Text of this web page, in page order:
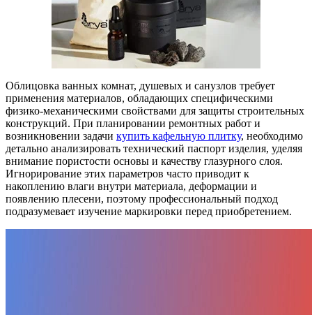
Облицовка ванных комнат, душевых и санузлов требует
применения материалов, обладающих специфическими
физико-механическими свойствами для защиты строительных
конструкций. При планировании ремонтных работ и
возникновении задачи купить кафельную плитку, необходимо
детально анализировать технический паспорт изделия, уделяя
внимание пористости основы и качеству глазурного слоя.
Игнорирование этих параметров часто приводит к
накоплению влаги внутри материала, деформации и
появлению плесени, поэтому профессиональный подход
подразумевает изучение маркировки перед приобретением.